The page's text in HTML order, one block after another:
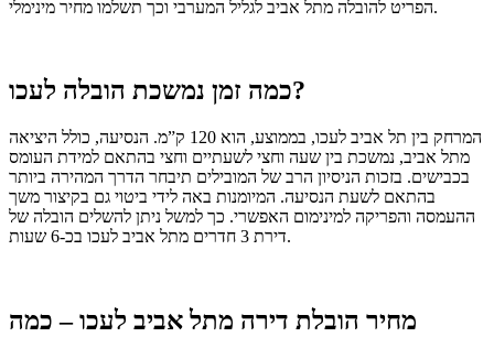
הפריט להובלה מתל אביב לגליל המערבי וכך תשלמו מחיר מינימלי.
כמה זמן נמשכת הובלה לעכו?
המרחק בין תל אביב לעכו, בממוצע, הוא 120 ק”מ. הנסיעה, כולל היציאה
מתל אביב, נמשכת בין שעה וחצי לשעתיים וחצי בהתאם למידת העומס
בכבישים. בזכות הניסיון הרב של המובילים תיבחר הדרך המהירה ביותר
בהתאם לשעת הנסיעה. המיומנות באה לידי ביטוי גם בקיצור משך
ההעמסה והפריקה למינימום האפשרי. כך למשל ניתן להשלים הובלה של
דירת 3 חדרים מתל אביב לעכו בכ-6 שעות.
מחיר הובלת דירה מתל אביב לעכו – כמה